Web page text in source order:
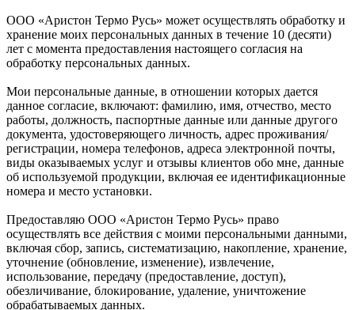
ООО «Аристон Термо Русь» может осуществлять обработку и
хранение моих персональных данных в течение 10 (десяти)
лет с момента предоставления настоящего согласия на
обработку персональных данных.
Мои персональные данные, в отношении которых дается
данное согласие, включают: фамилию, имя, отчество, место
работы, должность, паспортные данные или данные другого
документа, удостоверяющего личность, адрес проживания/
регистрации, номера телефонов, адреса электронной почты,
виды оказываемых услуг и отзывы клиентов обо мне, данные
об используемой продукции, включая ее идентификационные
номера и место установки.
Предоставляю ООО «Аристон Термо Русь» право
осуществлять все действия с моими персональными данными,
включая сбор, запись, систематизацию, накопление, хранение,
уточнение (обновление, изменение), извлечение,
использование, передачу (предоставление, доступ),
обезличивание, блокирование, удаление, уничтожение
обрабатываемых данных.